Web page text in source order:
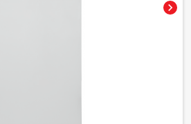
chevron_right